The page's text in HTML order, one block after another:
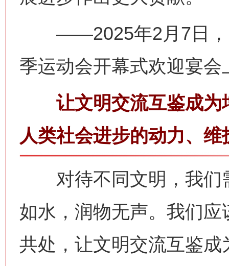
——2025年2月7日，
季运动会开幕式欢迎宴会
让文明交流互鉴成为
人类社会进步的动力、
对待不同文明，我们
如水，润物无声。我们
共处，让文明交流互鉴